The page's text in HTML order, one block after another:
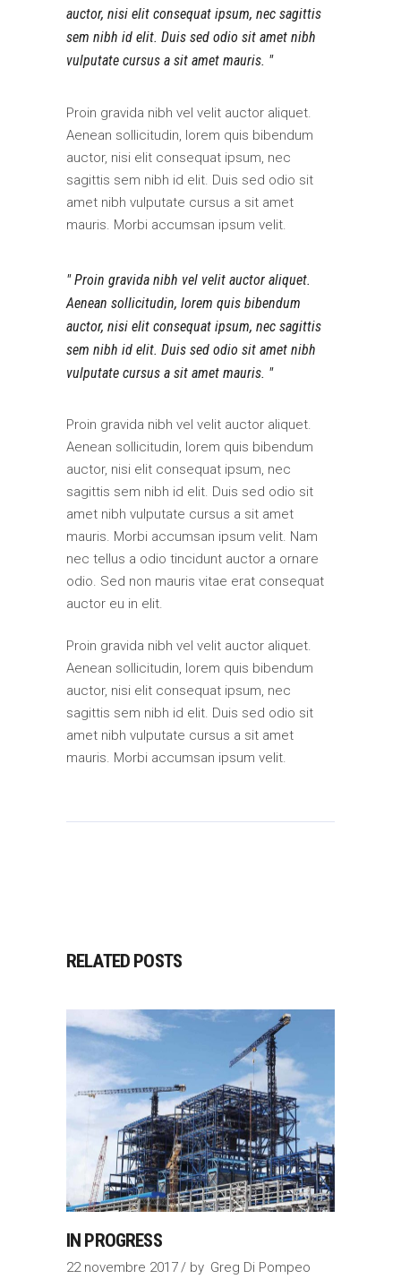
auctor, nisi elit consequat ipsum, nec sagittis
sem nibh id elit. Duis sed odio sit amet nibh
vulputate cursus a sit amet mauris.
Proin gravida nibh vel velit auctor aliquet.
Aenean sollicitudin, lorem quis bibendum
auctor, nisi elit consequat ipsum, nec
sagittis sem nibh id elit. Duis sed odio sit
amet nibh vulputate cursus a sit amet
mauris. Morbi accumsan ipsum velit.
Proin gravida nibh vel velit auctor aliquet.
Aenean sollicitudin, lorem quis bibendum
auctor, nisi elit consequat ipsum, nec sagittis
sem nibh id elit. Duis sed odio sit amet nibh
vulputate cursus a sit amet mauris.
Proin gravida nibh vel velit auctor aliquet.
Aenean sollicitudin, lorem quis bibendum
auctor, nisi elit consequat ipsum, nec
sagittis sem nibh id elit. Duis sed odio sit
amet nibh vulputate cursus a sit amet
mauris. Morbi accumsan ipsum velit. Nam
nec tellus a odio tincidunt auctor a ornare
odio. Sed non mauris vitae erat consequat
auctor eu in elit.
Proin gravida nibh vel velit auctor aliquet.
Aenean sollicitudin, lorem quis bibendum
auctor, nisi elit consequat ipsum, nec
sagittis sem nibh id elit. Duis sed odio sit
amet nibh vulputate cursus a sit amet
mauris. Morbi accumsan ipsum velit.
RELATED POSTS
IN PROGRESS
22 novembre 2017 by Greg Di Pompeo